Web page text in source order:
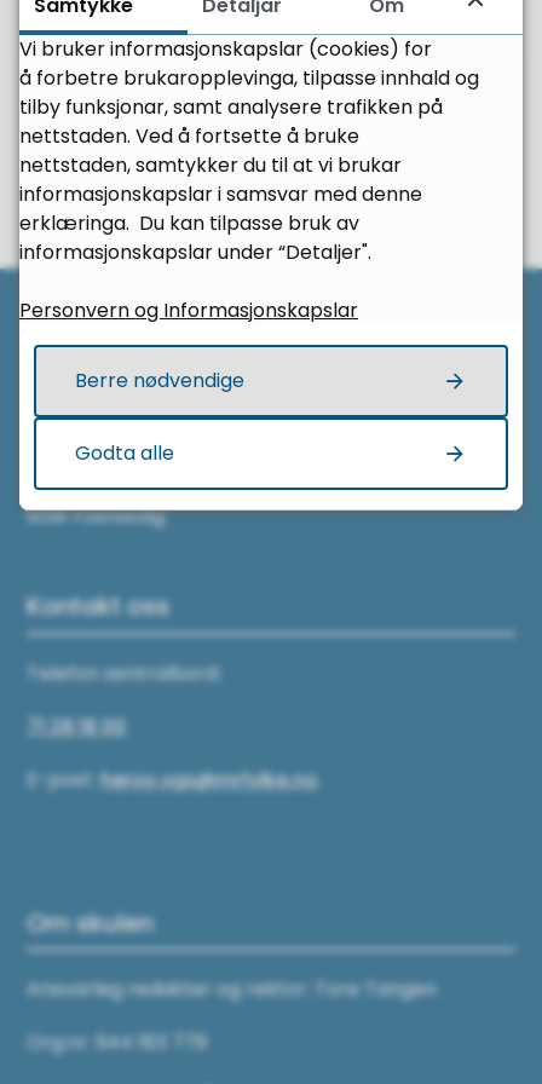
Mobil99 56 69 96
Fann du det du leita etter?
Ja
Nei
Her finn du oss
Herøy vidaregåande skule
Lisjebøveien 4
6091 Fosnavåg
Kontakt oss
Telefon sentralbord:
71 28 18 00
E-post:heroy.vgs@mrfylke.no
Om skulen
Ansvarleg redaktør og rektor: Tore Tangen
Org.nr: 944 183 779
Til
Vi bruker informasjonskapslar (cookies) for
å forbetre brukaropplevinga, tilpasse innhald og
tilby funksjonar, samt analysere trafikken på
nettstaden. Ved å fortsette å bruke
nettstaden, samtykker du til at vi brukar
informasjonskapslar i samsvar med denne
erklæringa. Du kan tilpasse bruk av
informasjonskapslar under “Detaljer".
Personvern og Informasjonskapslar
Berre nødvendige
Godta alle